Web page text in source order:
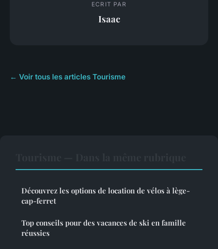
ECRIT PAR
Isaac
← Voir tous les articles Tourisme
Découvrez les options de location de vélos à lège-
cap-ferret
Top conseils pour des vacances de ski en famille
réussies